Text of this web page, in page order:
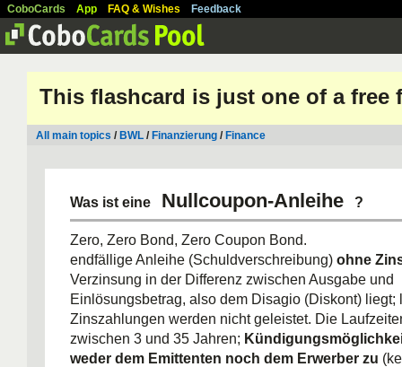
CoboCards App FAQ & Wishes Feedback
This flashcard is just one of a free
All main topics / BWL / Finanzierung / Finance
Was ist eine Nullcoupon-Anleihe ?
Zero, Zero Bond, Zero Coupon Bond.
endfällige Anleihe (Schuldverschreibung) ohne
Verzinsung in der Differenz zwischen Ausgabe und
Einlösungsbetrag, also dem Disagio (Diskont) liegt;
Zinszahlungen werden nicht geleistet. Die
zwischen 3 und 35 Jahren;
weder dem Emittenten noch dem Erwerber zu